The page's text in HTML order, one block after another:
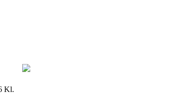
Kl.